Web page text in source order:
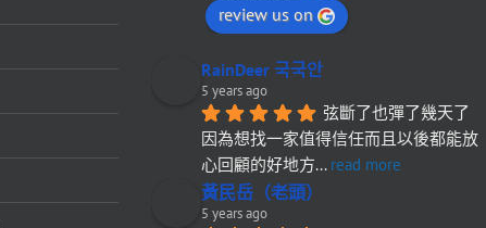
review us on
RainDeer 국국안
5 years ago
弦斷了也彈了幾天了
因為想找一家值得信任而且以後都能放
心回顧的好地方... read more
黃民岳（老頭）
5 years ago